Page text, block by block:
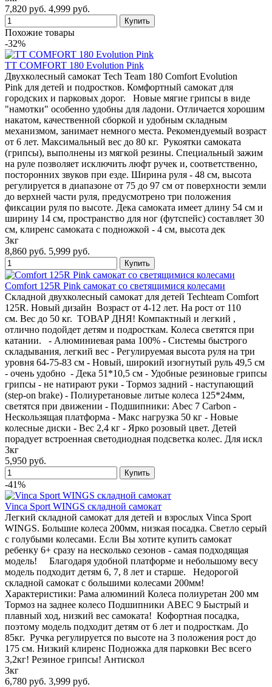
7,820 руб. 4,999 руб.
Похожие товары
-32%
TT COMFORT 180 Evolution Pink
Двухколесный самокат Tech Team 180 Comfort Evolution
Pink для детей и подростков. Комфортный самокат для
городских и парковых дорог. Новые мягие грипсы в виде
"намотки" особенно удобны для ладони. Отличается хорошим
накатом, качественной сборкой и удобным складным
механизмом, занимает немного места. Рекомендуемый возраст
от 6 лет. Максимальный вес до 80 кг. Рукоятки самоката
(грипсы), выполнены из мягкой резины. Специальный зажим
на руле позволяет исключить люфт ручек и, соответственно,
посторонних звуков при езде. Ширина руля - 48 см, высота
регулируется в диапазоне от 75 до 97 см от поверхности земли
до верхней части руля, предусмотрено три положения
фиксации руля по высоте. Дека самоката имеет длину 54 см и
ширину 14 см, пространство для ног (футспейс) составляет 30
см, клиренс самоката с подножкой - 4 см, высота дек
3кг
8,860 руб. 5,999 руб.
Comfort 125R Pink самокат со светящимися колесами
Складной двухколесный самокат для детей Techteam Comfort
125R. Новый дизайн Возраст от 4-12 лет. На рост от 110
см. Вес до 50 кг. ТОВАР ДНЯ! Компактный и легкий ,
отлично подойдет детям и подросткам. Колеса светятся при
катании. - Алюминиевая рама 100% - Системы быстрого
складывания, легкий вес - Регулируемая высота руля на три
уровня 64-75-83 см - Новый, широкий изогнутый руль 49,5 см
- очень удобно - Дека 51*10,5 см - Удобные резиновые грипсы
грипсы - не натирают руки - Тормоз задний - наступающий
(step-on brake) - Полиуретановые литые колеса 125*24мм,
светятся при движении - Подшипники: Abec 7 Carbon -
Нескользящая платформа - Макс нагрузка 50 кг - Новые
колесные диски - Вес 2,4 кг - Ярко розовый цвет. Детей
порадует встроенная светодиодная подсветка колес. Для искл
3кг
5,950 руб.
-41%
Vinca Sport WINGS складной самокат
Легкий складной самокат для детей и взрослых Vinca Sport
WINGS. Большие колеса 200мм, низкая посадка. Светло серый
с голубыми колесами. Если Вы хотите купить самокат
ребенку 6+ сразу на несколько сезонов - самая подходящая
модель! Благодаря удобной платформе и небольшому весу
модель подходит детям 6, 7, 8 лет и старше. Недорогой
складной самокат с большими колесами 200мм!
Характеристики: Рама алюминий Колеса полиуретан 200 мм
Тормоз на заднее колесо Подшипники ABEC 9 Быстрый и
плавный ход, низкий вес самоката! Кофортная посадка,
поэтому модель подходит детям от 6 лет и подросткам. До
85кг. Ручка регулируется по высоте на 3 положения рост до
175 см. Низкий клиренс Подножка для парковки Вес всего
3,2кг! Резиное грипсы! Антискол
3кг
6,780 руб. 3,999 руб.